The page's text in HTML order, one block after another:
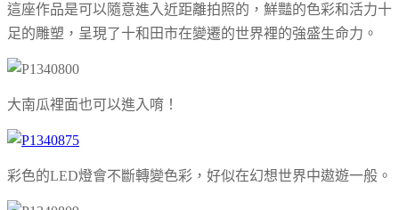
這座作品是可以隨意進入近距離拍照的，鮮豔的色彩和活力十
足的雕塑，呈現了十和田市在變遷的世界裡的強盛生命力。
大南瓜裡面也可以進入唷！
彩色的LED燈會不斷轉變色彩，好似在幻想世界中遨遊一般。